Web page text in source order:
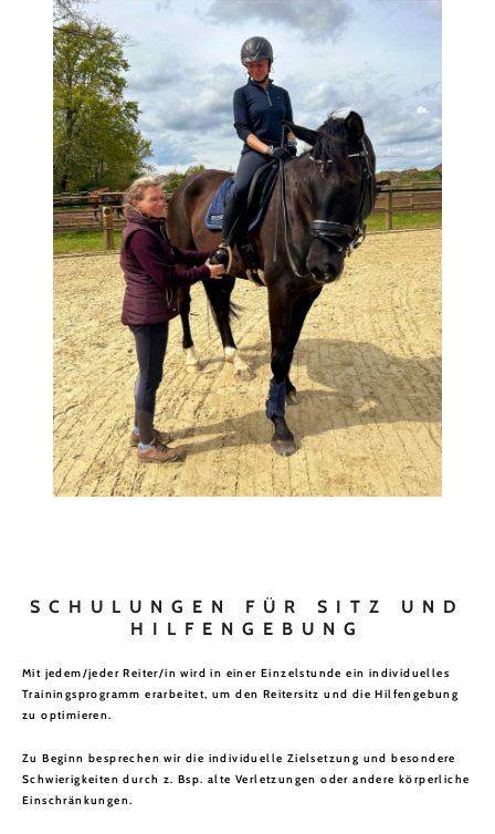
SCHULUNGEN FÜR SITZ UND
HILFENGEBUNG
Mit jedem/jeder Reiter/in wird in einer Einzelstunde ein individuelles
Trainingsprogramm erarbeitet, um den Reitersitz und die Hilfengebung
zu optimieren.
Zu Beginn besprechen wir die individuelle Zielsetzung und besondere
Schwierigkeiten durch z. Bsp. alte Verletzungen oder andere körperliche
Einschränkungen.